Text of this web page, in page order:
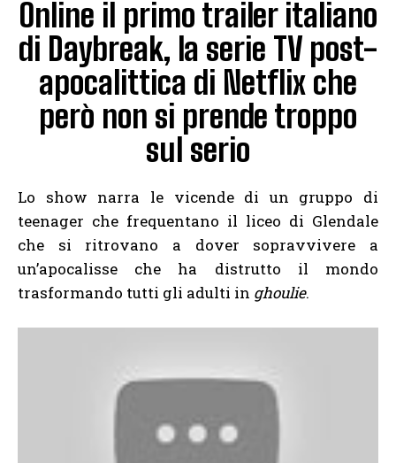
Online il primo trailer italiano
di Daybreak, la serie TV post-
apocalittica di Netflix che
però non si prende troppo
sul serio
Lo show narra le vicende di un gruppo di
teenager che frequentano il liceo di Glendale
che si ritrovano a dover sopravvivere a
un’apocalisse che ha distrutto il mondo
trasformando tutti gli adulti in ghoulie.